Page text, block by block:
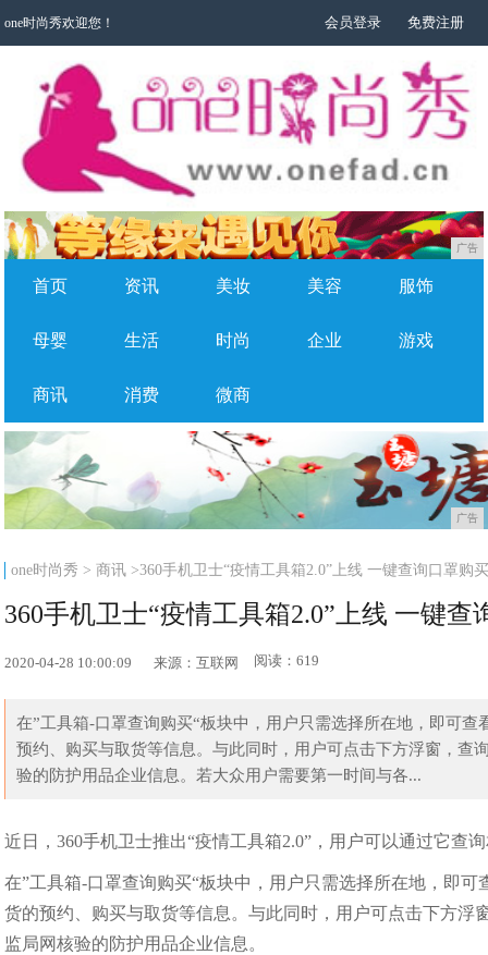
one时尚秀欢迎您！ 会员登录 免费注册
广告
首页 资讯 美妆 美容 服饰
母婴 生活 时尚 企业 游戏
商讯 消费 微商
广告
one时尚秀 >商讯 >360手机卫士“疫情工具箱2.0”上线 一键查询口罩购
360手机卫士“疫情工具箱2.0”上线 一键查
2020-04-28 10:00:09 来源：互联网 阅读：619
在”工具箱-口罩查询购买“板块中，用户只需选择所在地，即可
预约、购买与取货等信息。与此同时，用户可点击下方浮窗，
验的防护用品企业信息。若大众用户需要第一时间与各...
近日，360手机卫士推出“疫情工具箱2.0”，用户可以通过它查
在”工具箱-口罩查询购买“板块中，用户只需选择所在地，即
货的预约、购买与取货等信息。与此同时，用户可点击下方
监局网核验的防护用品企业信息。